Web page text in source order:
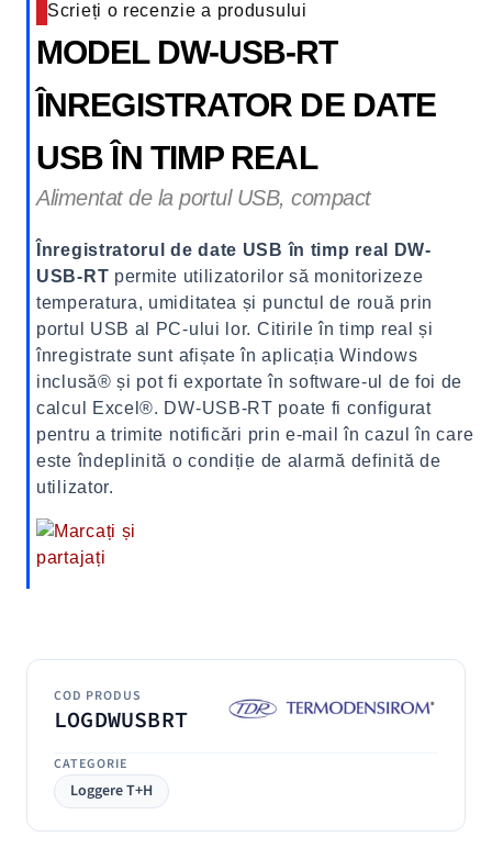
COD PRODUS
LOGDWUSBRT
CATEGORIE
Loggere T+H
Scrieți o recenzie a produsului
MODEL DW-USB-RT
ÎNREGISTRATOR DE DATE
USB ÎN TIMP REAL
Alimentat de la portul USB, compact
Înregistratorul de date USB în timp real DW-
USB-RT permite utilizatorilor să monitorizeze
temperatura, umiditatea și punctul de rouă prin
portul USB al PC-ului lor. Citirile în timp real și
înregistrate sunt afișate în aplicația Windows
inclusă® și pot fi exportate în software-ul de foi de
calcul Excel®. DW-USB-RT poate fi configurat
pentru a trimite notificări prin e-mail în cazul în care
este îndeplinită o condiție de alarmă definită de
utilizator.